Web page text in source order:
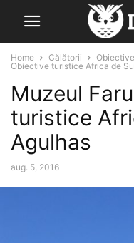
Home Călătorii
Obiective turistice Africa de
Muzeul
turistice
Agulhas
aug. 5, 2016